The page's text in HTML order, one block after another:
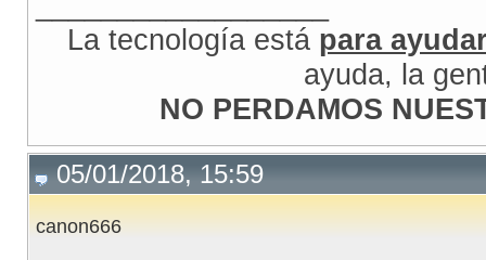
La tecnología está para
ayuda, la
NO PERDAMOS
05/01/2018, 15:59
canon666